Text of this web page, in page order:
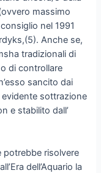
massimo
nel 1991
Anche se,
tradizionali di
di controllare
sancito dai
sottrazione
e stabilito dall’
potrebbe risolvere
dell’Aquario la